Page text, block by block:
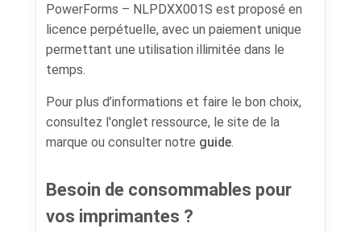
PowerForms – NLPDXX001S est proposé en
licence perpétuelle, avec un paiement unique
permettant une utilisation illimitée dans le
temps.
Pour plus d’informations et faire le bon choix,
consultez l'onglet ressource, le site de la
marque ou consulter notre guide.
Besoin de consommables pour
vos imprimantes ?